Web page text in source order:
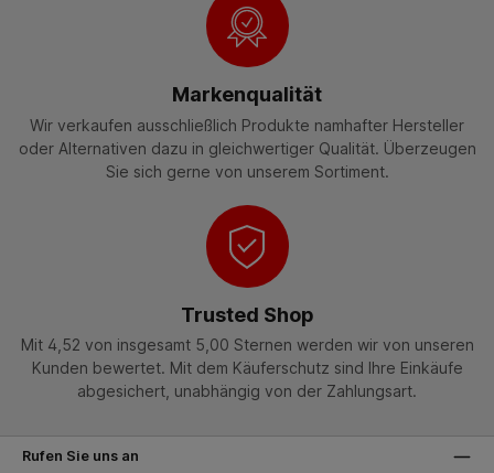
Markenqualität
Wir verkaufen ausschließlich Produkte namhafter Hersteller
oder Alternativen dazu in gleichwertiger Qualität. Überzeugen
Sie sich gerne von unserem Sortiment.
Trusted Shop
Mit 4,52 von insgesamt 5,00 Sternen werden wir von unseren
Kunden bewertet. Mit dem Käuferschutz sind Ihre Einkäufe
abgesichert, unabhängig von der Zahlungsart.
Rufen Sie uns an